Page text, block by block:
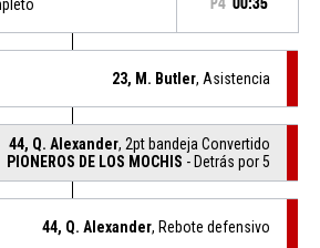
P4 00:35
23, M. Butler, Asistencia
44, Q. Alexander, 2pt bandeja Convertido
PIONEROS DE LOS MOCHIS - Detrás por 5
44, Q. Alexander, Rebote defensivo